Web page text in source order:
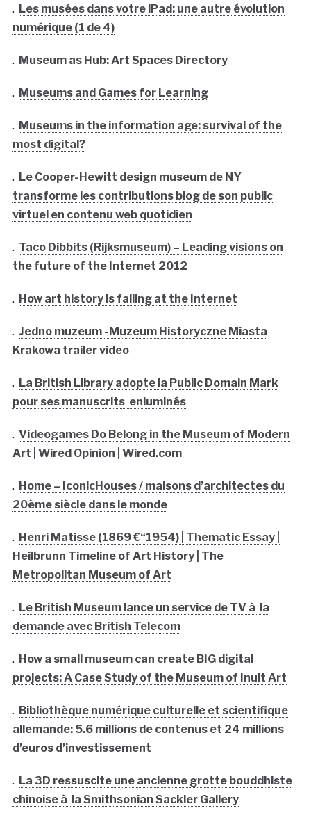
. Les musées dans votre iPad: une autre évolution
numérique (1 de 4)
. Museum as Hub: Art Spaces Directory
. Museums and Games for Learning
. Museums in the information age: survival of the
most digital?
. Le Cooper-Hewitt design museum de NY
transforme les contributions blog de son public
virtuel en contenu web quotidien
. Taco Dibbits (Rijksmuseum) – Leading visions on
the future of the Internet 2012
. How art history is failing at the Internet
. Jedno muzeum -Muzeum Historyczne Miasta
Krakowa trailer video
. La British Library adopte la Public Domain Mark
pour ses manuscrits enluminés
. Videogames Do Belong in the Museum of Modern
Art | Wired Opinion | Wired.com
. Home – IconicHouses / maisons d’architectes du
20ème siècle dans le monde
. Henri Matisse (1869 €“1954) | Thematic Essay |
Heilbrunn Timeline of Art History | The
Metropolitan Museum of Art
. Le British Museum lance un service de TV à la
demande avec British Telecom
. How a small museum can create BIG digital
projects: A Case Study of the Museum of Inuit Art
. Bibliothèque numérique culturelle et scientifique
allemande: 5.6 millions de contenus et 24 millions
d’euros d’investissement
. La 3D ressuscite une ancienne grotte bouddhiste
chinoise à la Smithsonian Sackler Gallery